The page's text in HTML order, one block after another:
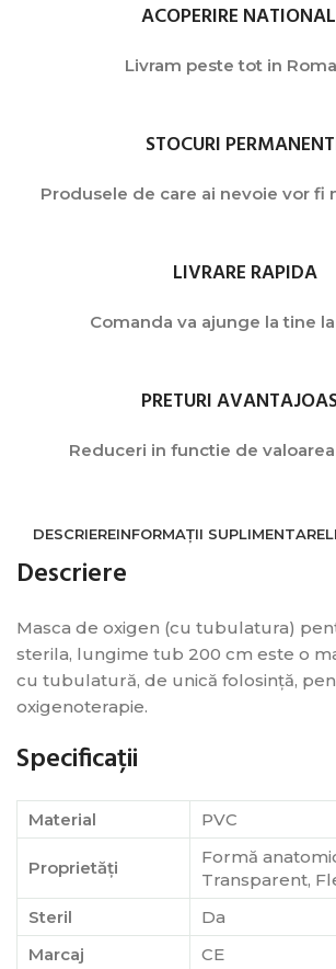
ACOPERIRE
Livram peste tot in
STOCURI
Produsele de care ai nevoie vor fi
LIVRARE RAPIDA
Comanda va ajunge la tine la
PRETURI
Reduceri in functie de
DESCRIEREINFORMAȚII SUPLIMENTARE
Descriere
Masca de oxigen (cu tubulatura)
sterila, lungime tub 200 cm este o
cu tubulatură, de unică folosință,
oxigenoterapie.
Specificații
Material PVC
Proprietăți
Formă
Transparent,
Steril
Da
Marcaj
CE